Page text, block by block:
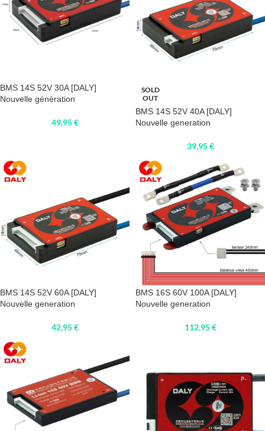
BMS 14S 52V 30A [DALY]
Nouvelle génération
49,95€
SOLD
OUT
BMS 14S 52V 40A [DALY]
Nouvelle generation
39,95€
BMS 14S 52V 60A [DALY]
Nouvelle generation
42,95€
BMS 16S 60V 100A [DALY]
Nouvelle generation
112,95€